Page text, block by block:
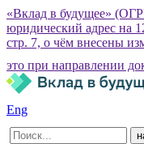
«Вклад в будущее»
юридический адрес на
стр. 7, о чём внесены
это при направлении
Eng